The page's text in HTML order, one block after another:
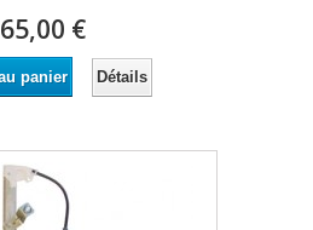
65,00 €
panier Détails